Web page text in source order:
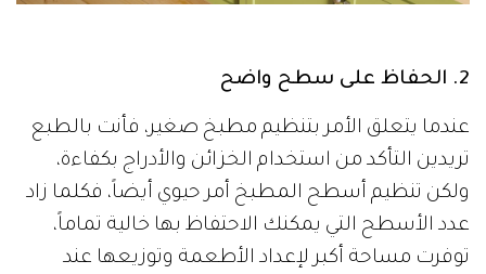
2. الحفاظ على سطح واضح
عندما يتعلق الأمر بتنظيم مطبخ صغير، فأنت بالطبع
تريدين التأكد من استخدام الخزائن والأدراج بكفاءة،
ولكن تنظيم أسطح المطبخ أمر حيوي أيضاً، فكلما زاد
عدد الأسطح التي يمكنك الاحتفاظ بها خالية تماماً،
توفرت مساحة أكبر لإعداد الأطعمة وتوزيعها عند